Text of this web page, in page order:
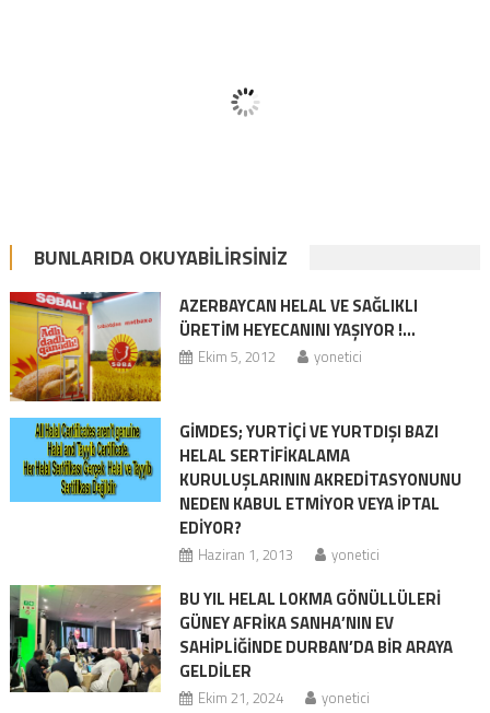
BUNLARIDA OKUYABILIRSINIZ
AZERBAYCAN HELAL VE SAĞLIKLI
ÜRETİM HEYECANINI YAŞIYOR !…
Ekim 5, 2012 yonetici
GİMDES; YURTİÇİ VE YURTDIŞI BAZI
HELAL SERTİFİKALAMA
KURULUŞLARININ AKREDİTASYONUNU
NEDEN KABUL ETMİYOR VEYA İPTAL
EDİYOR?
Haziran 1, 2013 yonetici
BU YIL HELAL LOKMA GÖNÜLLÜLERİ
GÜNEY AFRİKA SANHA’NIN EV
SAHİPLİĞİNDE DURBAN’DA BİR ARAYA
GELDİLER
Ekim 21, 2024 yonetici